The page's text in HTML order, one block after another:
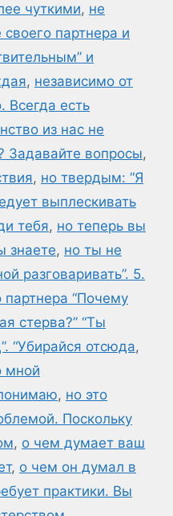
чуткими, не
партнера и
и
, независимо от
Всегда есть
из нас не
Задавайте вопросы,
, но твердым: “Я
выплескивать
тебя, но теперь вы
знаете, но ты не
разговаривать”. 5.
“Почему
стерва?” “Ты
“Убирайся отсюда,
мной
, но это
Поскольку
, о чем думает ваш
, о чем он думал в
практики. Вы